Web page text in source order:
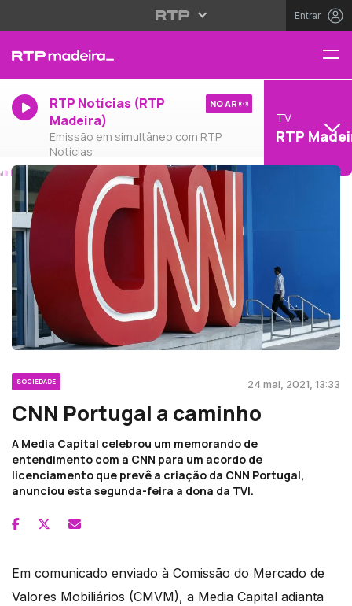
Entrar
RTP Notícias (RTP
Madeira)
Emissão em simultâneo com RTP
Notícias
NO AR
TV
RTP
SOCIEDADE 24 mai, 2021, 13:33
CNN Portugal a caminho
A Media Capital celebrou um memorando de
entendimento com a CNN para um acordo de
licenciamento que prevê a criação da CNN Portugal,
anunciou esta segunda-feira a dona da TVI.
Em comunicado enviado à Comissão do Mercado de
Valores Mobiliários (CMVM), a Media Capital adianta